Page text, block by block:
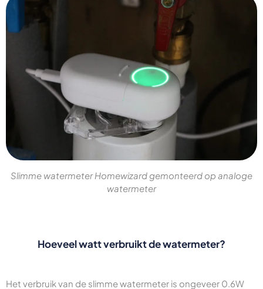
Slimme watermeter Homewizard gemonteerd op analoge
watermeter
Hoeveel watt verbruikt de watermeter?
Het verbruik van de slimme watermeter is ongeveer 0.6W